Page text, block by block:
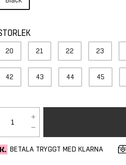
20 21 22 23
42 43 44 45
BETALA TRYGGT MED KLARNA